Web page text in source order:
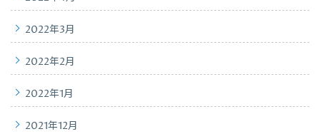
2022年3月
2022年2月
2022年1月
2021年12月